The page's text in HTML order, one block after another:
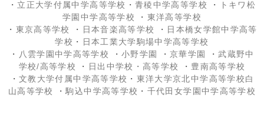
・ 立正大学付属中学高等学校 ・ 青稜中学高等学校 ・
トキワ松
学園中学高等学校
・ 東洋高等学校
・ 東京高等学校 ・ 日本音楽高等学校 ・ 日本橋女学館中学高等
学校 ・
日本工業大学駒場中学高等学校
・ 八雲学園中学高等学校 ・ 小野学園 ・京華学園 ・武蔵野中
学校/高等学校
・ 日出中学校 ・高等学校 ・ 豊南高等学校
・ 文教大学付属中学高等学校 ・ 東洋大学京北中学高等学校白
山高等学校
・駒込中学高等学校 ・ 千代田女学園中学高等学校